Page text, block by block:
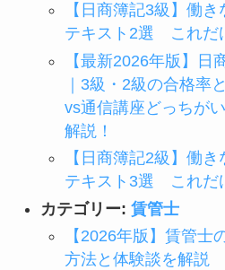
【日商簿記3級】働
テキスト2選 これだ
【最新2026年版】日
｜3級・2級の合格率
vs通信講座どっちが
解説！
【日商簿記2級】働
テキスト3選 これだ
カテゴリー: 賃管士
【2026年版】賃管士
方法と体験談を解説